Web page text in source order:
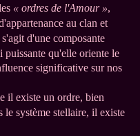
« ordres de l'Amour »,
au clan et
d'une composante
puissante qu'elle oriente le
significative sur nos
il existe un ordre, bien
le système stellaire, il existe